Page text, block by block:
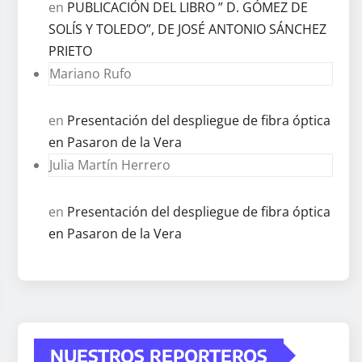
en PUBLICACIÓN DEL LIBRO ” D. GÓMEZ DE
SOLÍS Y TOLEDO”, DE JOSÉ ANTONIO SÁNCHEZ
PRIETO
Mariano Rufo
en Presentación del despliegue de fibra óptica
en Pasaron de la Vera
Julia Martín Herrero
en Presentación del despliegue de fibra óptica
en Pasaron de la Vera
NUESTROS REPORTEROS